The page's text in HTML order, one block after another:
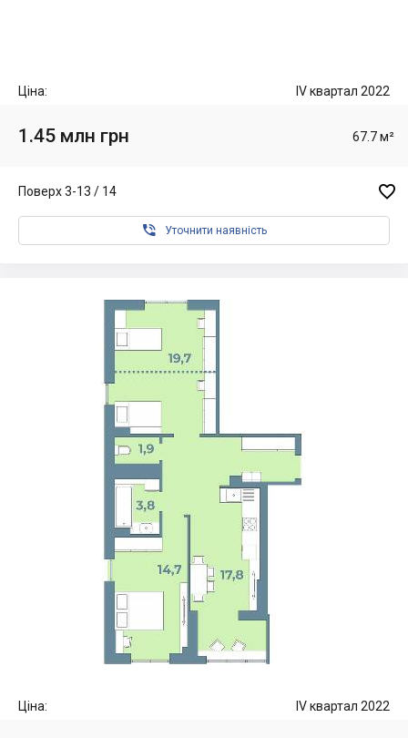
Ціна: IV квартал 2022
1.45 млн грн 67.7 м²
Поверх 3-13 / 14 
 Уточнити наявність
Ціна: IV квартал 2022